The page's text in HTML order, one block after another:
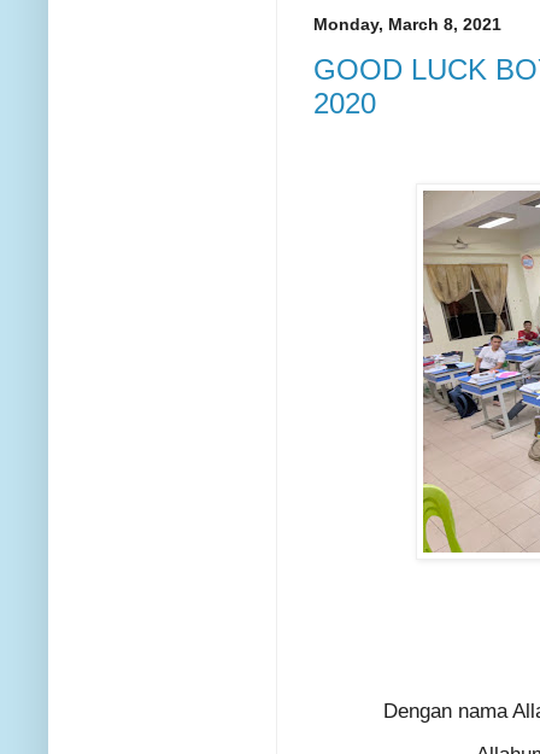
Monday, March 8, 2021
GOOD LUCK
2020
Dengan nama